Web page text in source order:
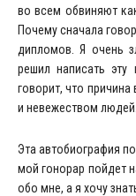
во всем обвиняют
Почему сначала
дипломов. Я очень
решил написать
говорит, что
и невежеством
Эта автобиография
мой гонорар пойдет
обо мне, а я хочу